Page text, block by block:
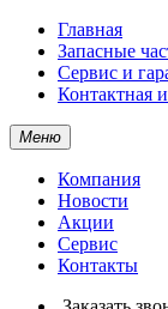
Главная
Запасные
Сервис и
Контактная
Меню
Компания
Новости
Акции
Сервис
Контакты